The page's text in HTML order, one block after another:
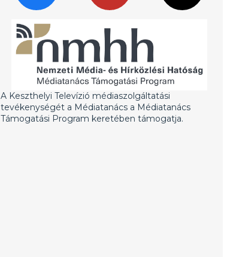
A Keszthelyi Televízió médiaszolgáltatási
tevékenységét a Médiatanács a Médiatanács
Támogatási Program keretében támogatja.